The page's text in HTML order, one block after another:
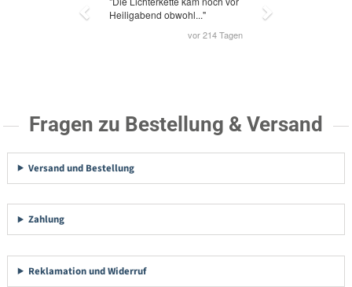
Fragen zu Bestellung & Versand
Versand und Bestellung
Zahlung
Reklamation und Widerruf